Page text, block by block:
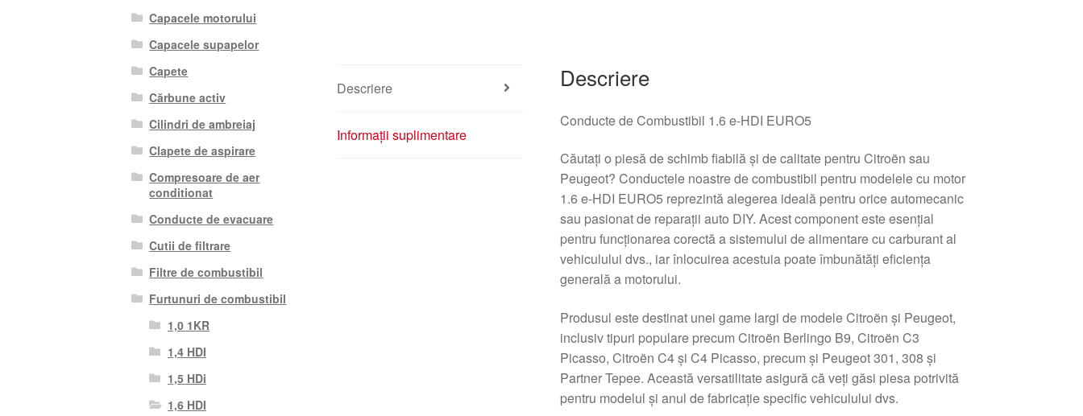
Descriere
Informații suplimentare
Descriere
Conducte de Combustibil 1.6 e-HDI EURO5
Căutaţi o piesă de schimb fiabilă şi de calitate pentru Citroën sau
Peugeot? Conductele noastre de combustibil pentru modelele cu motor
1.6 e-HDI EURO5 reprezintă alegerea ideală pentru orice automecanic
sau pasionat de reparaţii auto DIY. Acest component este esenţial
pentru funcţionarea corectă a sistemului de alimentare cu carburant al
vehiculului dvs., iar înlocuirea acestuia poate îmbunătăţi eficienţa
generală a motorului.
Produsul este destinat unei game largi de modele Citroën şi Peugeot,
inclusiv tipuri populare precum Citroën Berlingo B9, Citroën C3
Picasso, Citroën C4 şi C4 Picasso, precum şi Peugeot 301, 308 şi
Partner Tepee. Această versatilitate asigură că veţi găsi piesa potrivită
pentru modelul şi anul de fabricaţie specific vehiculului dvs.
Capacele motorului
Capacele supapelor
Capete
Cărbune activ
Cilindri de ambreiaj
Clapete de aspirare
Compresoare de aer
conditionat
Conducte de evacuare
Cutii de filtrare
Filtre de combustibil
Furtunuri de combustibil
1,0 1KR
1,4 HDI
1,5 HDi
1,6 HDI